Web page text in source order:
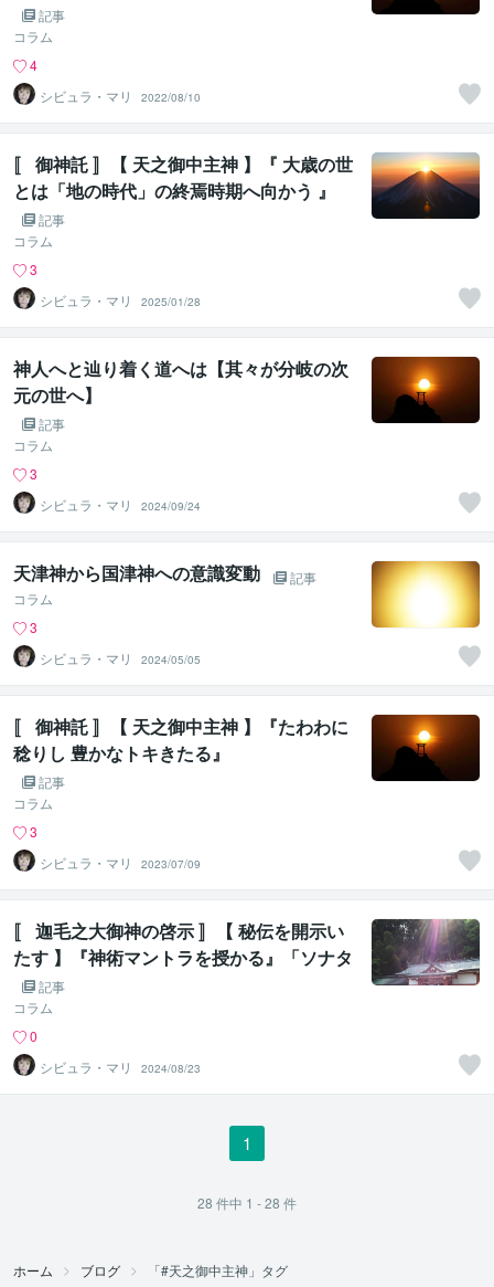
記事
コラム
4
シビュラ・マリ
2022/08/10
〚 御神託 〛【 天之御中主神 】『 大歳の世
とは「地の時代」の終焉時期へ向かう 』
記事
コラム
3
シビュラ・マリ
2025/01/28
神人へと辿り着く道へは【其々が分岐の次
元の世へ】
記事
コラム
3
シビュラ・マリ
2024/09/24
天津神から国津神への意識変動
記事
コラム
3
シビュラ・マリ
2024/05/05
〚 御神託 〛【 天之御中主神 】『たわわに
稔りし 豊かなトキきたる』
記事
コラム
3
シビュラ・マリ
2023/07/09
〚 迦毛之大御神の啓示 〛【 秘伝を開示い
たす 】『神術マントラを授かる』「ソナタ
の名は・・」
記事
コラム
0
シビュラ・マリ
2024/08/23
1
28 件中 1 - 28 件
ホーム ブログ 「#天之御中主神」タグ